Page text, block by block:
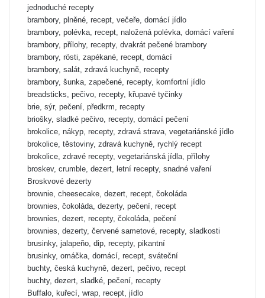
jednoduché recepty
brambory, plněné, recept, večeře, domácí jídlo
brambory, polévka, recept, naložená polévka, domácí vaření
brambory, přílohy, recepty, dvakrát pečené brambory
brambory, rösti, zapékané, recept, domácí
brambory, salát, zdravá kuchyně, recepty
brambory, šunka, zapečené, recepty, komfortní jídlo
breadsticks, pečivo, recepty, křupavé tyčinky
brie, sýr, pečení, předkrm, recepty
briošky, sladké pečivo, recepty, domácí pečení
brokolice, nákyp, recepty, zdravá strava, vegetariánské jídlo
brokolice, těstoviny, zdravá kuchyně, rychlý recept
brokolice, zdravé recepty, vegetariánská jídla, přílohy
broskev, crumble, dezert, letní recepty, snadné vaření
Broskvové dezerty
brownie, cheesecake, dezert, recept, čokoláda
brownies, čokoláda, dezerty, pečení, recept
brownies, dezert, recepty, čokoláda, pečení
brownies, dezerty, červené sametové, recepty, sladkosti
brusinky, jalapeño, dip, recepty, pikantní
brusinky, omáčka, domácí, recept, sváteční
buchty, česká kuchyně, dezert, pečivo, recept
buchty, dezert, sladké, pečení, recepty
Buffalo, kuřecí, wrap, recept, jídlo